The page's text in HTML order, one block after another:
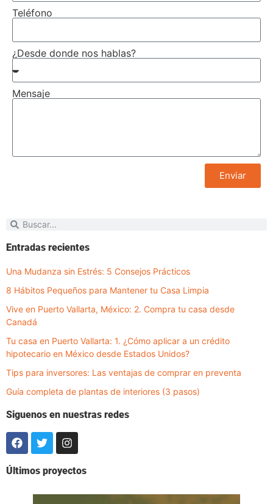
Teléfono
¿Desde donde nos hablas?
Mensaje
Enviar
Entradas recientes
Una Mudanza sin Estrés: 5 Consejos Prácticos
8 Hábitos Pequeños para Mantener tu Casa Limpia
Vive en Puerto Vallarta, México: 2. Compra tu casa desde
Canadá
Tu casa en Puerto Vallarta: 1. ¿Cómo aplicar a un crédito
hipotecario en México desde Estados Unidos?
Tips para inversores: Las ventajas de comprar en preventa
Guía completa de plantas de interiores (3 pasos)
Siguenos en nuestras redes
Últimos proyectos